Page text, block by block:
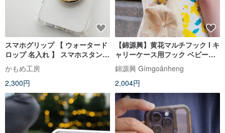
スマホグリップ 【 ウォータード
ロップ 名入れ 】 スマホスタンド
グリップトック 文字入れ FZ11U
かもめ工房
2,300円
【錦源興】黄花マルチフック l キ
ャリーケース用フック ベビーカ
ーフック スマホショルダースト
ラップ
錦源興 Gímgoânheng
2,004円